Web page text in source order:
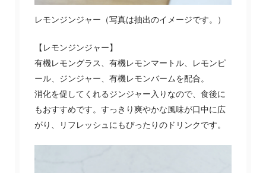
レモンジンジャー（写真は抽出のイメージです。）
【レモンジンジャー】
有機レモングラス、有機レモンマートル、レモンピ
ール、ジンジャー、有機レモンバームを配合。
消化を促してくれるジンジャー入りなので、食後に
もおすすめです。すっきり爽やかな風味が口中に広
がり、リフレッシュにもぴったりのドリンクです。